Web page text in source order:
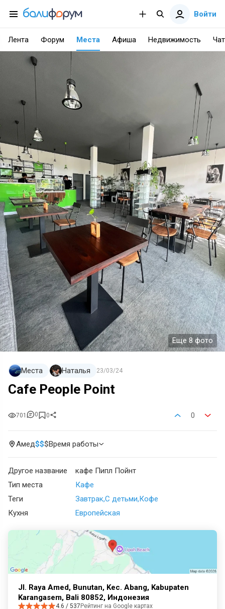
Войти
Лента Форум Места Афиша Недвижимость Чат
Еще 8 фото
Места Наталья 23/03/24
Cafe People Point
701 0 0 0
Амед$$$Время работы
Другое название
кафе Пипл Пойнт
Тип места
Кафе
Теги
ЗавтракС детьми Кофе
Кухня
Европейская
Jl. Raya Amed, Bunutan, Kec. Abang, Kabupaten
Karangasem, Bali 80852, Индонезия
4.6 / 537 Рейтинг на Google картах